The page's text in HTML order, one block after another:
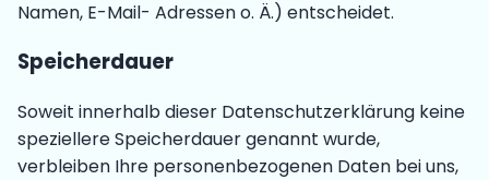
Namen, E-Mail- Adressen o. Ä.) entscheidet.
Speicherdauer
Soweit innerhalb dieser Datenschutzerklärung keine
speziellere Speicherdauer genannt wurde,
verbleiben Ihre personenbezogenen Daten bei uns,